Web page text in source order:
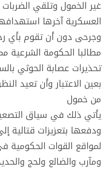
غير الخمول وتلقي
العسكرية آخرها
وجرحى دون أن تقوم بأي
مطالبا الحكومة الشرعية
تحذيرات عصابة الحوثي
بعين الاعتبار وأن تعيد
من خمول
يأتي ذلك في سياق
ودفعها بتعزيزات قتالية
لمواقع القوات الحكومية
ومآرب والضالع ولحج